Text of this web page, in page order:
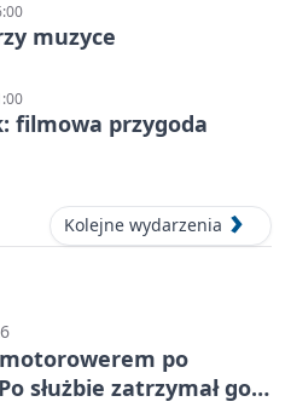
muzyce
filmowa przygoda
Kolejne wydarzenia
motorowerem po
służbie zatrzymał go